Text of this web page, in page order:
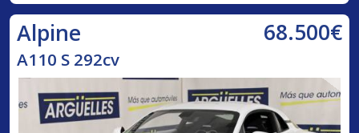
Alpine 68.500€
A110 S 292cv